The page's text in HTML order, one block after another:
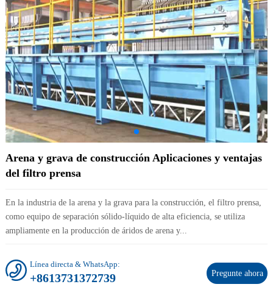
Arena y grava de construcción Aplicaciones y ventajas
del filtro prensa
En la industria de la arena y la grava para la construcción, el filtro prensa,
como equipo de separación sólido-líquido de alta eficiencia, se utiliza
ampliamente en la producción de áridos de arena y...
Pregunte ahora
Línea directa & WhatsApp:
+8613731372739